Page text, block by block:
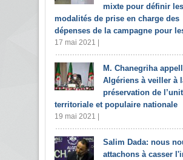
mixte pour définir les
modalités de prise en charge des
dépenses de la campagne pour
17 mai 2021 |
M. Chanegriha
Algériens à veiller à
préservation de
territoriale et populaire nationale
19 mai 2021 |
Salim Dada: nous
attachons à casser